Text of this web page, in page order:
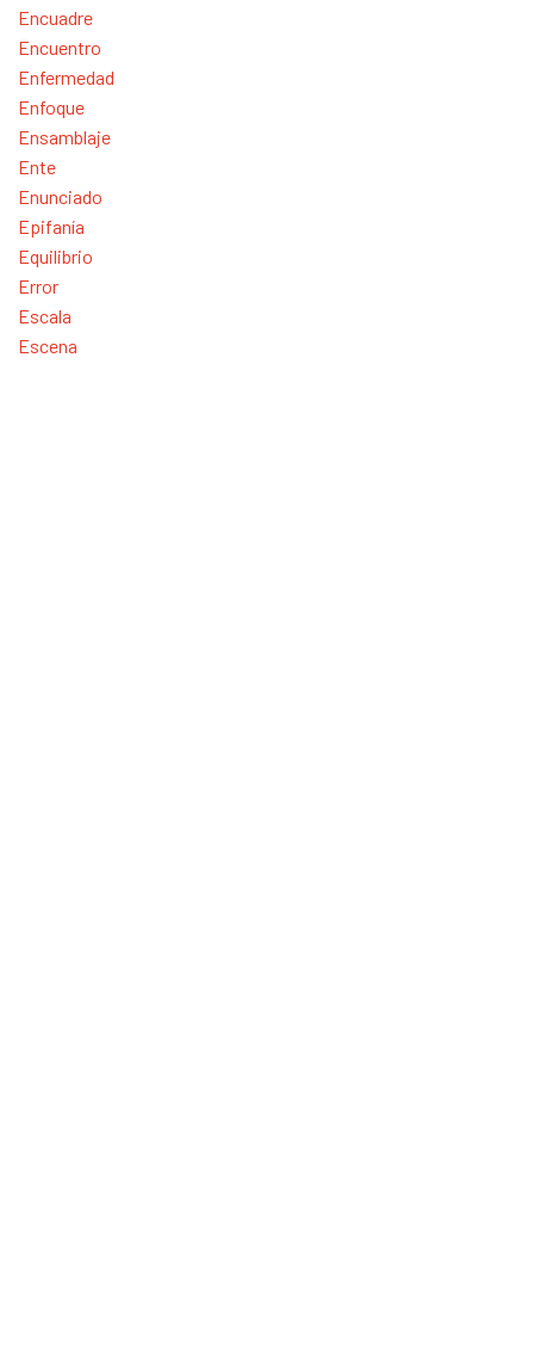
Encuadre
Encuentro
Enfermedad
Enfoque
Ensamblaje
Ente
Enunciado
Epifanía
Equilibrio
Error
Escala
Escena